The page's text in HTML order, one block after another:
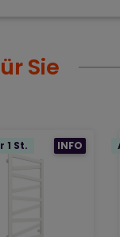
Sie
1 St. INFO